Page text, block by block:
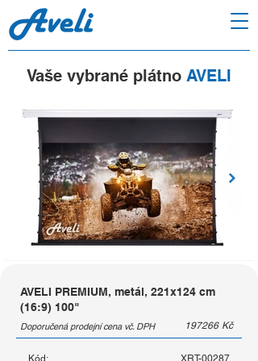
Vaše vybrané plátno AVELI
AVELI PREMIUM, metál, 221x124 cm
(16:9) 100"
Doporučená prodejní cena vč. DPH 197266 Kč
Kód: XRT-00287